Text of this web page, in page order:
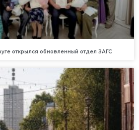
открылся обновленный отдел ЗАГС